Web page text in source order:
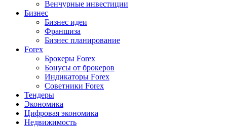
Венчурные инвестиции
Бизнес
Бизнес идеи
Франшиза
Бизнес планирование
Forex
Брокеры Forex
Бонусы от брокеров
Индикаторы Forex
Советники Forex
Тендеры
Экономика
Цифровая экономика
Недвижимость